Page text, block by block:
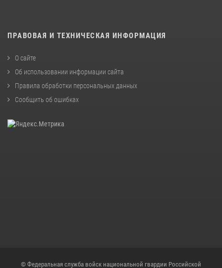
ПРАВОВАЯ И ТЕХНИЧЕСКАЯ ИНФОРМАЦИЯ
О сайте
Об использовании информации сайта
Правила обработки персональных данных
Сообщить об ошибках
© Федеральная служба войск национальной гвардии Российской